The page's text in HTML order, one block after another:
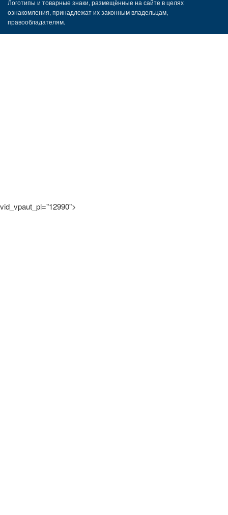
Логотипы и товарные знаки, размещённые на сайте в целях
ознакомления, принадлежат их законным владельцам,
правообладателям.
vid_vpaut_pl="12990">